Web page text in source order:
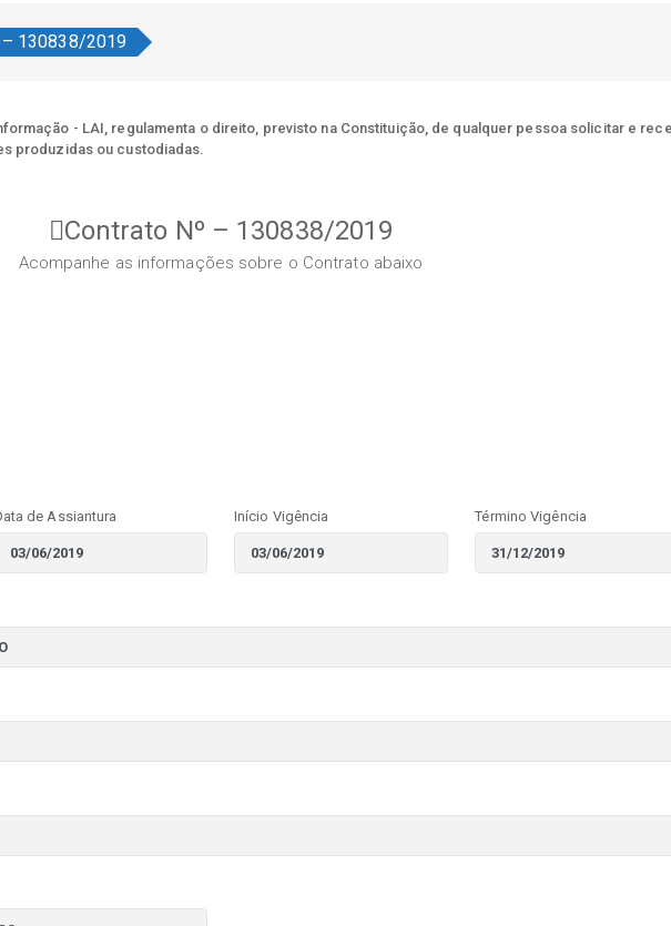
– 130838/2019
- LAI, regulamenta o direito, previsto na Constituição, de qualquer pessoa solicitar e
produzidas ou custodiadas.
Contrato Nº – 130838/2019
Acompanhe as informações sobre o Contrato abaixo
de Assiantura Início Vigência Término Vigência